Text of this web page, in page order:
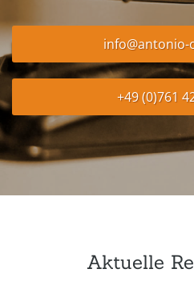
+49 (0)761
Aktuelle